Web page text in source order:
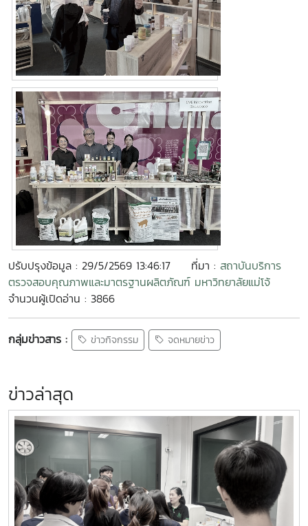
ปรับปรุงข้อมูล : 29/5/2569 13:46:17 ที่มา : สถาบันบริการ
ตรวจสอบคุณภาพและมาตรฐานผลิตภัณฑ์ มหาวิทยาลัยแม่โจ้
จำนวนผู้เปิดอ่าน : 3866
กลุ่มข่าวสาร : ข่าวกิจกรรม จดหมายข่าว
ข่าวล่าสุด